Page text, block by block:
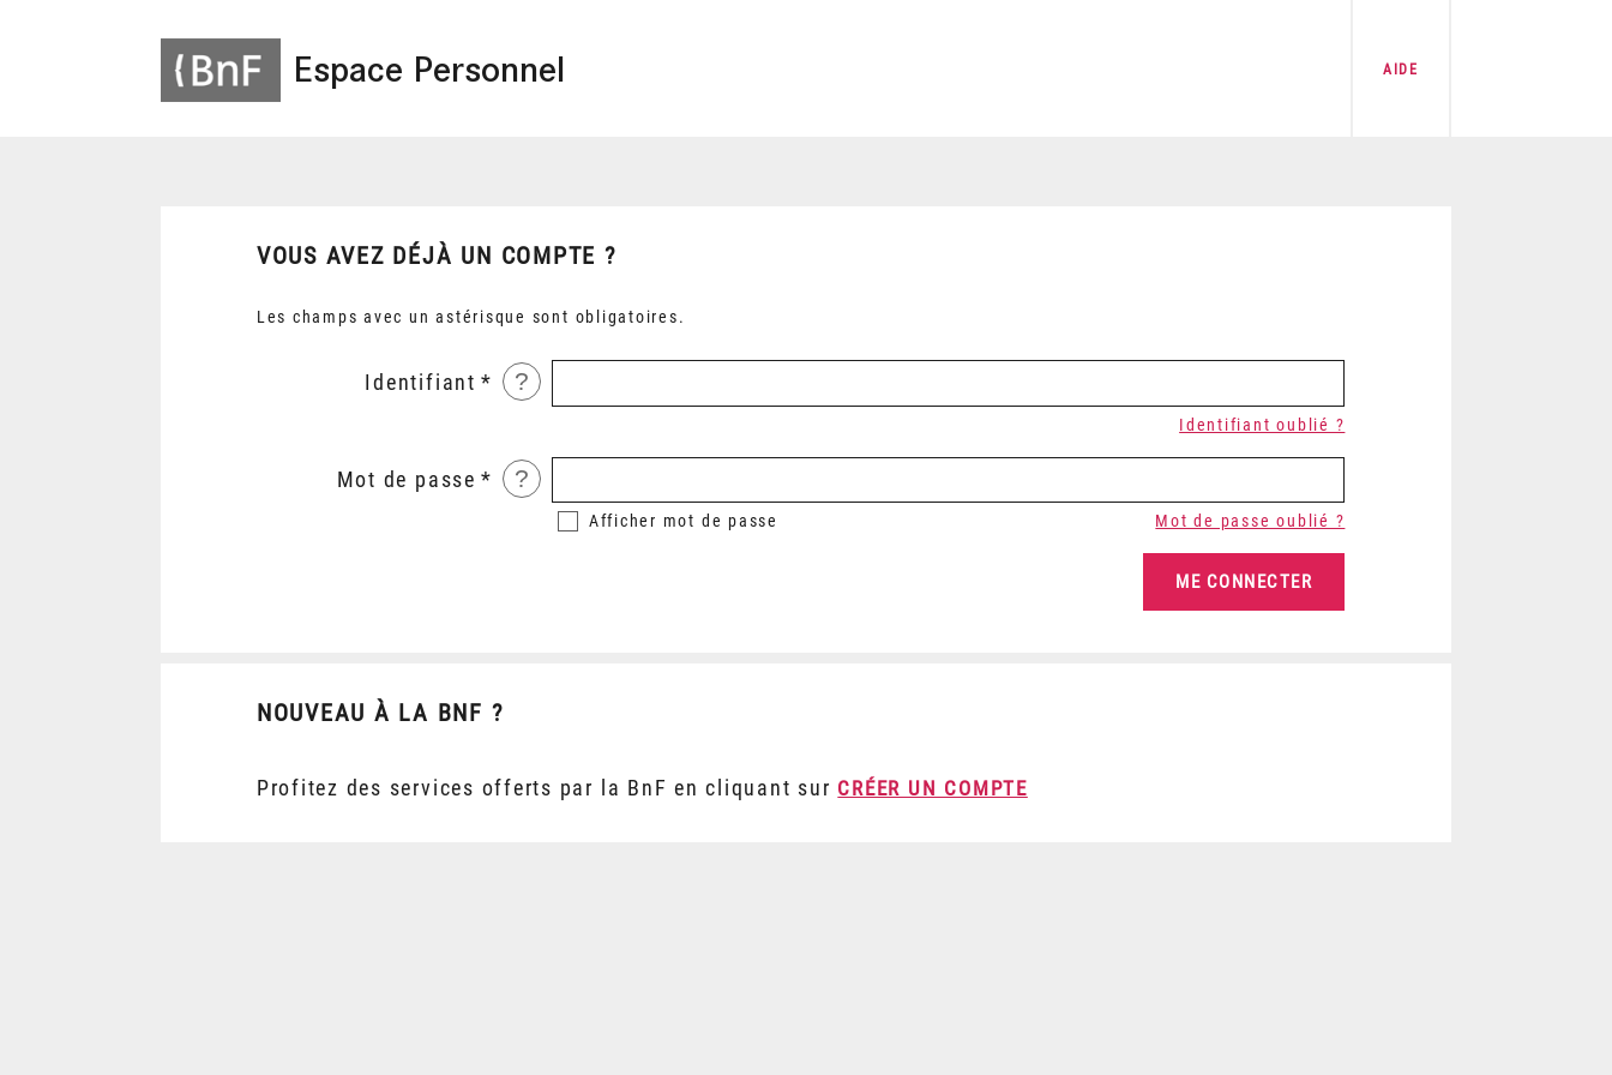
Espace Personnel AIDE
VOUS AVEZ DÉJÀ UN COMPTE ?
Les champs avec un astérisque sont obligatoires.
Identifiant ?
Identifiant oublié ?
Mot de passe ?
Afficher mot de passe Mot de passe oublié ?
NOUVEAU À LA BNF ?
Profitez des services offerts par la BnF en cliquant sur CRÉER UN COMPTE